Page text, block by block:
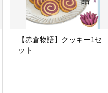
【赤倉物語】クッキー1セ
ット